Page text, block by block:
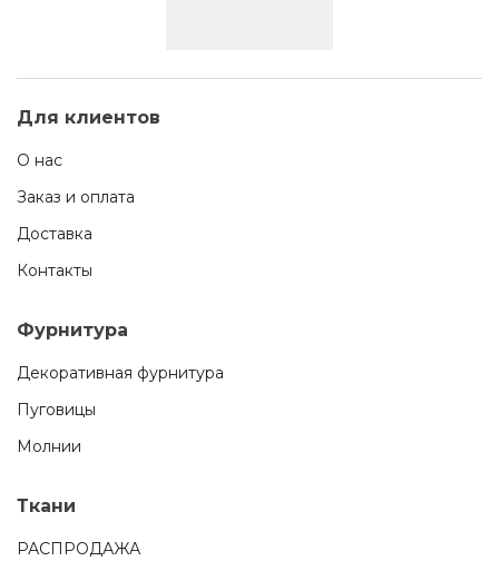
Для клиентов
О нас
Заказ и оплата
Доставка
Контакты
Фурнитура
Декоративная фурнитура
Пуговицы
Молнии
Ткани
РАСПРОДАЖА